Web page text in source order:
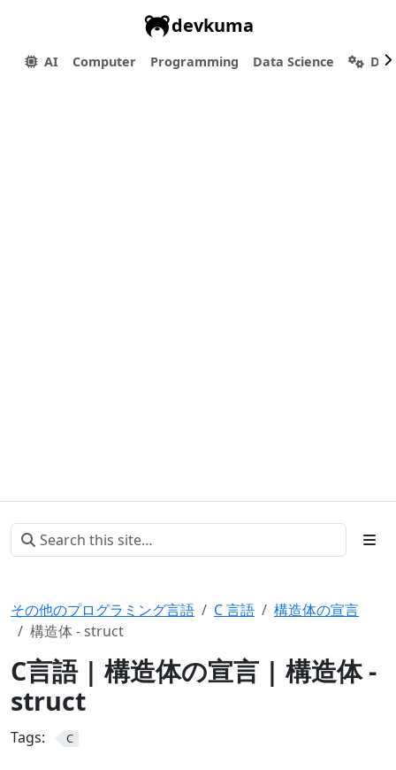
devkuma
AI Computer Programming Data Science
その他のプログラミング言語 C 言語
構造体の宣言
構造体 - struct
C言語 | 構造体の宣言 | 構造体 -
struct
Tags: C